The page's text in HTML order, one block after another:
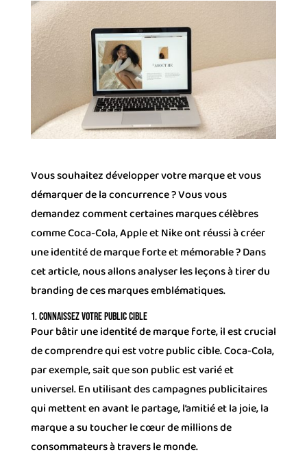
Vous souhaitez développer votre marque et vous
démarquer de la concurrence ? Vous vous
demandez comment certaines marques célèbres
comme Coca-Cola, Apple et Nike ont réussi à créer
une identité de marque forte et mémorable ? Dans
cet article, nous allons analyser les leçons à tirer du
branding de ces marques emblématiques.
1. Connaissez votre public cible
Pour bâtir une identité de marque forte, il est crucial
de comprendre qui est votre public cible. Coca-Cola,
par exemple, sait que son public est varié et
universel. En utilisant des campagnes publicitaires
qui mettent en avant le partage, l’amitié et la joie, la
marque a su toucher le cœur de millions de
consommateurs à travers le monde.